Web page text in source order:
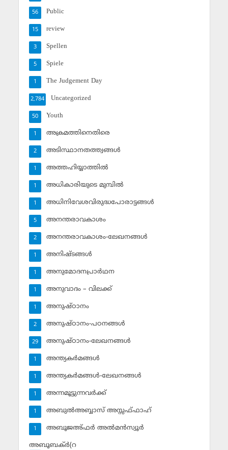
Public
56
review
15
Spellen
3
Spiele
5
The Judgement Day
1
Uncategorized
2,784
Youth
50
അക്രമത്തിനെതിരെ
1
അടിസ്ഥാനതത്ത്വങ്ങള്‍
2
അത്തഹിയ്യാത്തില്‍
1
അധികാരിയുടെ മുമ്പില്‍
1
അധിനിവേശവിരുദ്ധപോരാട്ടങ്ങള്‍
1
അനന്തരാവകാശം
5
അനന്തരാവകാശം-ലേഖനങ്ങള്‍
2
അനിഷ്ടങ്ങള്‍
1
അനുമോദനപ്രാര്‍ഥന
1
അനുവാദം – വിലക്ക്‌
1
അനുഷ്ഠാനം
1
അനുഷ്ഠാനം-പഠനങ്ങള്‍
2
അനുഷ്ഠാനം-ലേഖനങ്ങള്‍
29
അന്ത്യകര്‍മങ്ങള്‍
1
അന്ത്യകര്‍മങ്ങള്‍-ലേഖനങ്ങള്‍
1
അന്നമൂട്ടുന്നവര്‍ക്ക്
1
അബുല്‍അബ്ബാസ് അസ്സഫ്ഫാഹ്‌
1
അബൂജഅ്ഫര്‍ അല്‍മന്‍സ്വൂര്‍
1
അബൂബക്ര്‍(റ